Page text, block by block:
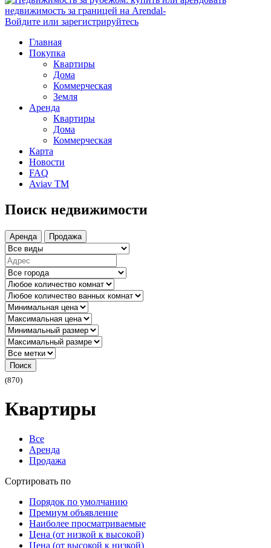
Войдите или зарегистрируйтесь
Главная
Покупка
Квартиры
Дома
Коммерческая
Земля
Аренда
Квартиры
Дома
Коммерческая
Карта
Новости
FAQ
Aviav TM
Поиск недвижимости
Аренда Продажа
Поиск
(870)
Квартиры
Все
Аренда
Продажа
Сортировать по
Порядок по умолчанию
Премиум объявление
Наиболее просматриваемые
Цена (от низкой к высокой)
Цена (от высокой к низкой)